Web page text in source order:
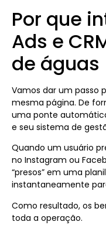
Por que
Ads e
de águas
Vamos dar um passo
mesma página. De
uma ponte
e seu sistema de
Quando um usuário
no Instagram ou
“presos” em uma
instantaneamente
Como resultado, os
toda a operação.